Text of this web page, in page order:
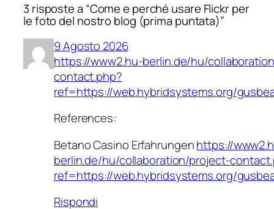
3 risposte a “Come e perché usare Flickr per
le foto del nostro blog (prima puntata)”
9 Agosto 2026
https://www2.hu-berlin.de/hu/
contact.php?
ref=https://web.hybridsystems.org/
References:
Betano Casino Erfahrungenhttps://
berlin.de/hu/collaboration/project-
ref=https://web.hybridsystems.org/
Rispondi